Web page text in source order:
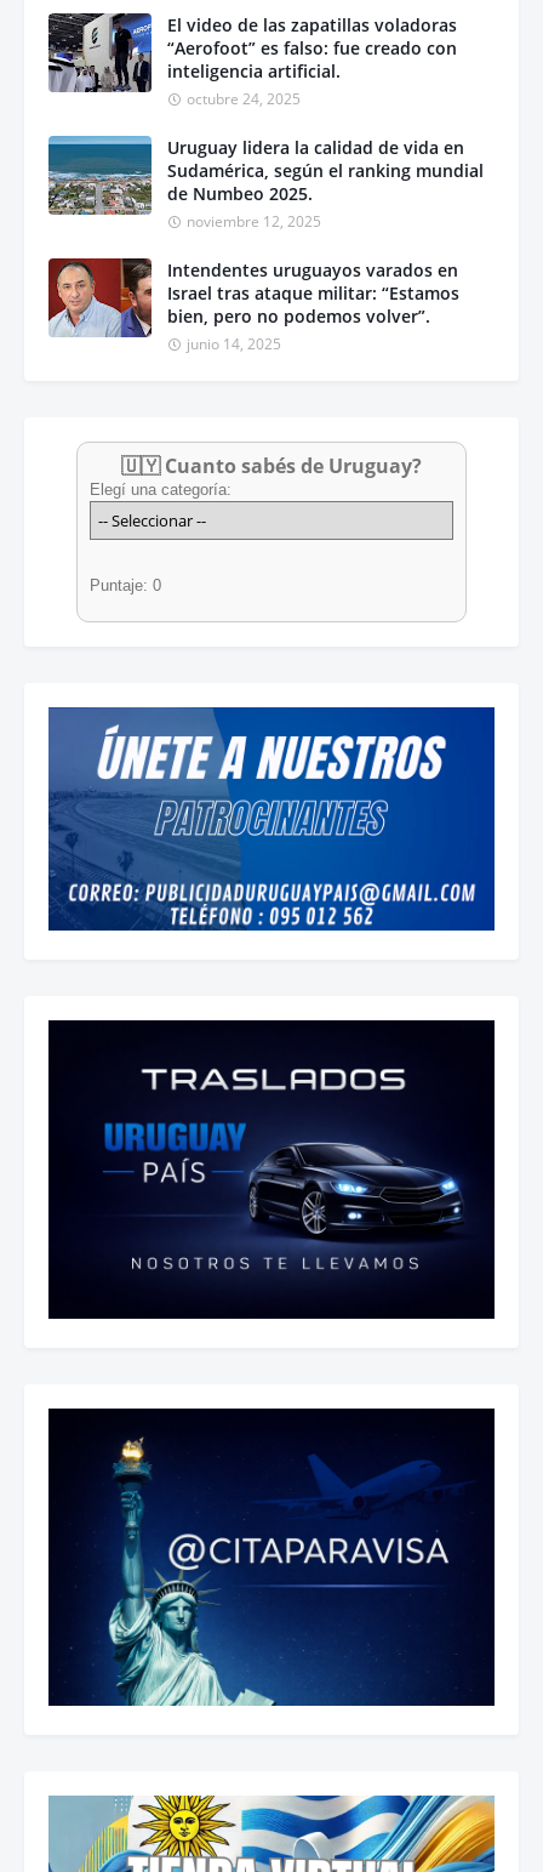
El video de las zapatillas voladoras
“Aerofoot” es falso: fue creado con
inteligencia artificial.
octubre 24, 2025
Uruguay lidera la calidad de vida en
Sudamérica, según el ranking mundial
de Numbeo 2025.
noviembre 12, 2025
Intendentes uruguayos varados en
Israel tras ataque militar: “Estamos
bien, pero no podemos volver”.
junio 14, 2025
🇺🇾 Cuanto sabés de Uruguay?
Elegí una categoría:
Puntaje: 0